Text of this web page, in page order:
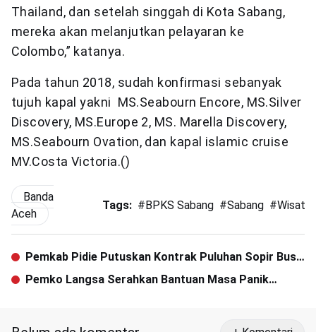
Thailand, dan setelah singgah di Kota Sabang,
mereka akan melanjutkan pelayaran ke
Colombo,” katanya.
Pada tahun 2018, sudah konfirmasi sebanyak
tujuh kapal yakni MS.Seabourn Encore, MS.Silver
Discovery, MS.Europe 2, MS. Marella Discovery,
MS.Seabourn Ovation, dan kapal islamic cruise
MV.Costa Victoria.()
Banda
Aceh
Tags: #BPKS Sabang #Sabang #Wisata
Pemkab Pidie Putuskan Kontrak Puluhan Sopir Bus
Sekolah
Pemko Langsa Serahkan Bantuan Masa Panik